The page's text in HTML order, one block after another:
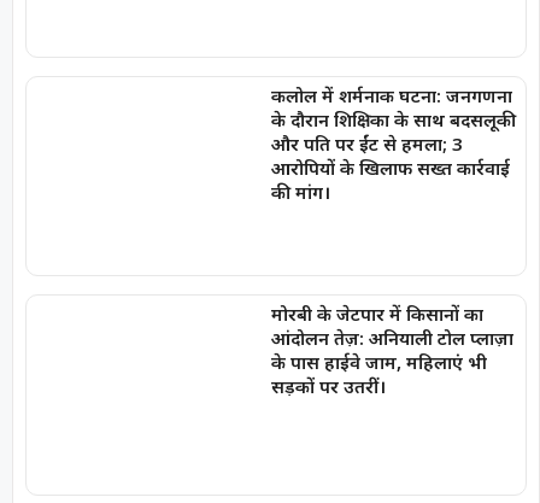
कलोल में शर्मनाक घटना: जनगणना
के दौरान शिक्षिका के साथ बदसलूकी
और पति पर ईंट से हमला; 3
आरोपियों के खिलाफ सख्त कार्रवाई
की मांग।
मोरबी के जेटपार में किसानों का
आंदोलन तेज़: अनियाली टोल प्लाज़ा
के पास हाईवे जाम, महिलाएं भी
सड़कों पर उतरीं।